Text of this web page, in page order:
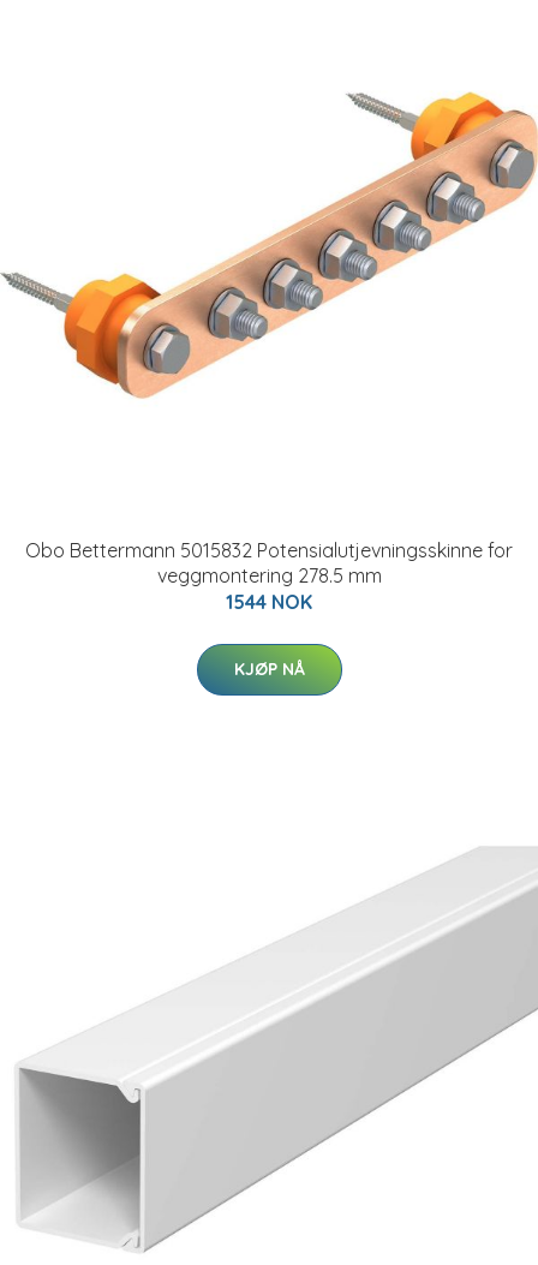
Obo Bettermann 5015832 Potensialutjevningsskinne for
veggmontering 278.5 mm
1544 NOK
KJØP NÅ